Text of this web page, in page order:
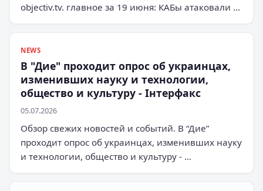
objectiv.tv. главное за 19 июня: КАБы атаковали …
NEWS
В "Дие" проходит опрос об украинцах,
изменивших науку и технологии,
общество и культуру - Інтерфакс
05.07.2026
Обзор свежих новостей и событий. В “Дие”
проходит опрос об украинцах, изменивших науку
и технологии, общество и культуру - …